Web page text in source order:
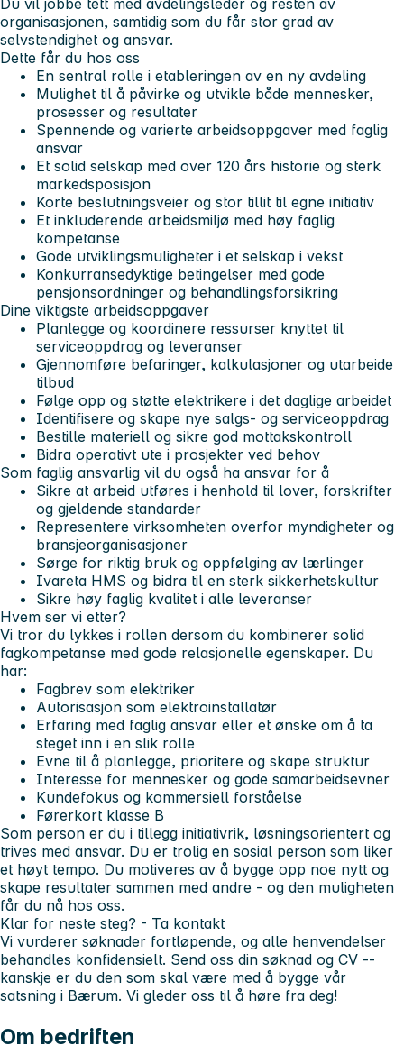
organisasjonen, samtidig som du får stor grad av
selvstendighet og ansvar.
Dette får du hos oss
En sentral rolle i etableringen av en ny avdeling
Mulighet til å påvirke og utvikle både mennesker,
prosesser og resultater
Spennende og varierte arbeidsoppgaver med faglig
ansvar
Et solid selskap med over 120 års historie og sterk
markedsposisjon
Korte beslutningsveier og stor tillit til egne initiativ
Et inkluderende arbeidsmiljø med høy faglig
kompetanse
Gode utviklingsmuligheter i et selskap i vekst
Konkurransedyktige betingelser med gode
pensjonsordninger og behandlingsforsikring
Dine viktigste arbeidsoppgaver
Planlegge og koordinere ressurser knyttet til
serviceoppdrag og leveranser
Gjennomføre befaringer, kalkulasjoner og utarbeide
tilbud
Følge opp og støtte elektrikere i det daglige arbeidet
Identifisere og skape nye salgs- og serviceoppdrag
Bestille materiell og sikre god mottakskontroll
Bidra operativt ute i prosjekter ved behov
Som faglig ansvarlig vil du også ha ansvar for å
Sikre at arbeid utføres i henhold til lover, forskrifter
og gjeldende standarder
Representere virksomheten overfor myndigheter og
bransjeorganisasjoner
Sørge for riktig bruk og oppfølging av lærlinger
Ivareta HMS og bidra til en sterk sikkerhetskultur
Sikre høy faglig kvalitet i alle leveranser
Hvem ser vi etter?
Vi tror du lykkes i rollen dersom du kombinerer solid
fagkompetanse med gode relasjonelle egenskaper. Du
har:
Fagbrev som elektriker
Autorisasjon som elektroinstallatør
Erfaring med faglig ansvar eller et ønske om å ta
steget inn i en slik rolle
Evne til å planlegge, prioritere og skape struktur
Interesse for mennesker og gode samarbeidsevner
Kundefokus og kommersiell forståelse
Førerkort klasse B
Som person er du i tillegg initiativrik, løsningsorientert og
trives med ansvar. Du er trolig en sosial person som liker
et høyt tempo. Du motiveres av å bygge opp noe nytt og
skape resultater sammen med andre - og den muligheten
får du nå hos oss.
Klar for neste steg? - Ta kontakt
Vi vurderer søknader fortløpende, og alle henvendelser
behandles konfidensielt. Send oss din søknad og CV --
kanskje er du den som skal være med å bygge vår
satsning i Bærum. Vi gleder oss til å høre fra deg!
Om bedriften